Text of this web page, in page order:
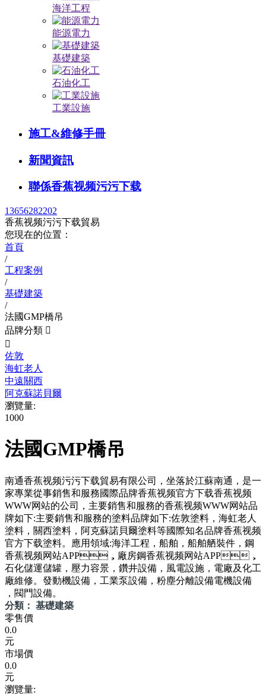
海洋工程
能源電力
基礎建築
石油化工
工業設施
施工&維修手冊
新聞資訊
聯係香蕉视频污污下载
13656282202
香蕉视频污污下载貿易
您現在的位置：
首頁
/
工程案例
/
基礎建築
/
法國GMP橋吊
品牌分類 

佐敦
海虹老人
中遠關西
阿克蘇諾貝爾
瀏覽量:
1000
法國GMP橋吊
南通香蕉视频污污下载貿易有限公司，坐落於江蘇南通，是一
家專業從事銷售和服務國際品牌香蕉视频官方下载香蕉视频
WWW网站的公司，主要銷售和服務的香蕉视频WWW网站品
牌如下:主要銷售和服務的塗料品牌如下:佐敦塗料，海虹老人
塗料，關西塗料，阿克蘇諾貝爾塗料等國際知名品牌香蕉视频
官方下载塗料。應用領域:海洋工程，船舶，船舶舾裝件，鋼
香蕉视频网站APP，廠房鋼香蕉视频网站APP，
石化儲運儲罐，壓力容景，鑽井設備，風電設施，電廠及化工
廠維修。發動機設備，工業泵設備，粉塵分離設備電機設備
，閥門設備。
分類： 基礎建築
零售價
0.0
元
市場價
0.0
元
瀏覽量: